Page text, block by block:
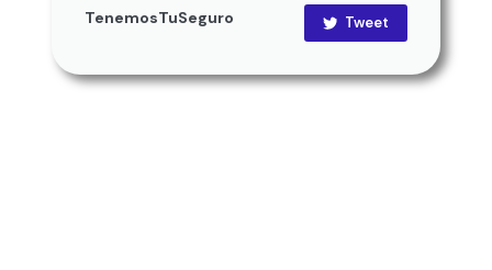
TenemosTuSeguro Tweet